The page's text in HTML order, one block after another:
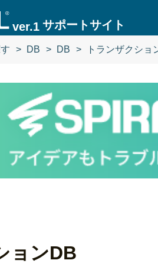
ver.1 サポートサイト
DB DB トランザクショ
ョンDB